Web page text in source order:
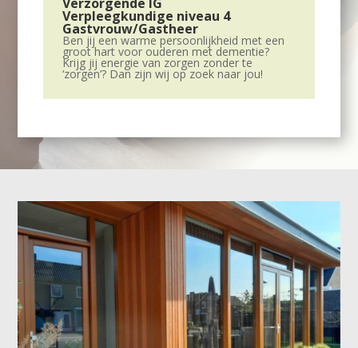
Verpleegkundige niveau 4
Gastvrouw/Gastheer
Ben jij een warme persoonlijkheid met een
groot hart voor ouderen met dementie?
Krijg jij energie van zorgen zonder te
‘zorgen’? Dan zijn wij op zoek naar jou!